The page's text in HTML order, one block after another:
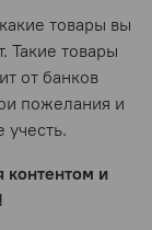
товары вы
Такие товары
от банков
пожелания и
учесть.
контентом и